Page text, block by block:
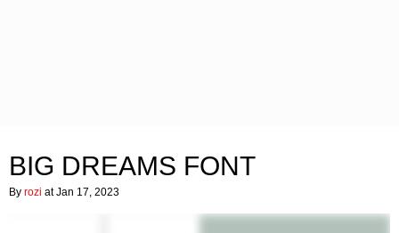
BIG DREAMS FONT
By rozi at Jan 17, 2023